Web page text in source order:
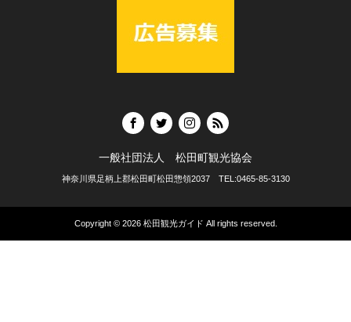
一般社団法人 松田町観光協会
神奈川県足柄上郡松田町松田惣領2037 TEL:0465-85-3130
Copyright © 2026 松田観光ガイド All rights reserved.